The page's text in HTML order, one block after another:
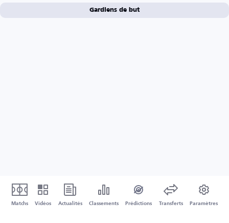
Gardiens de but
Matchs Vidéos Actualités Classements Prédictions Transferts Paramètres